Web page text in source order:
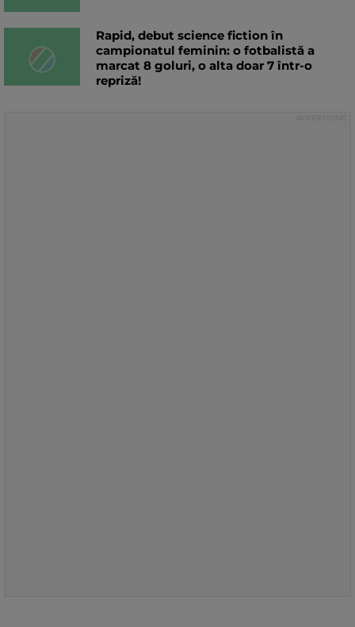
Rapid, debut science fiction în
campionatul feminin: o fotbalistă a
marcat 8 goluri, o alta doar 7 într-o
repriză!